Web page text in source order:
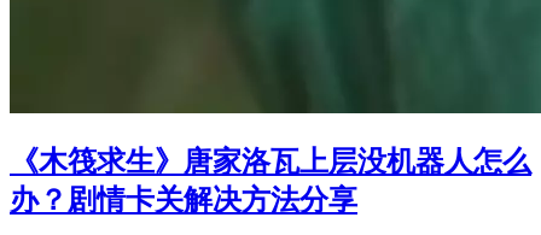
《木筏求生》唐家洛瓦上层没机器人怎么
办？剧情卡关解决方法分享